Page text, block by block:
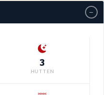
−
3
HUTTEN